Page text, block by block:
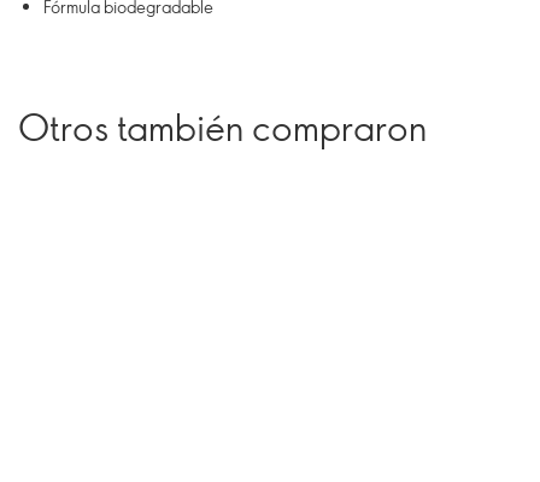
Fórmula biodegradable
Otros también compraron